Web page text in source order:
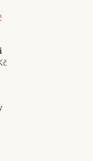
Aktuální
299,00 Kč.
Rozpětí